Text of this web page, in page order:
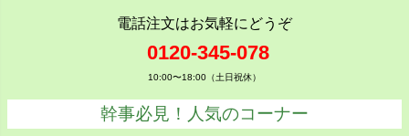
電話注文はお気軽にどうぞ
0120-345-078
10:00〜18:00（土日祝休）
幹事必見！人気のコーナー